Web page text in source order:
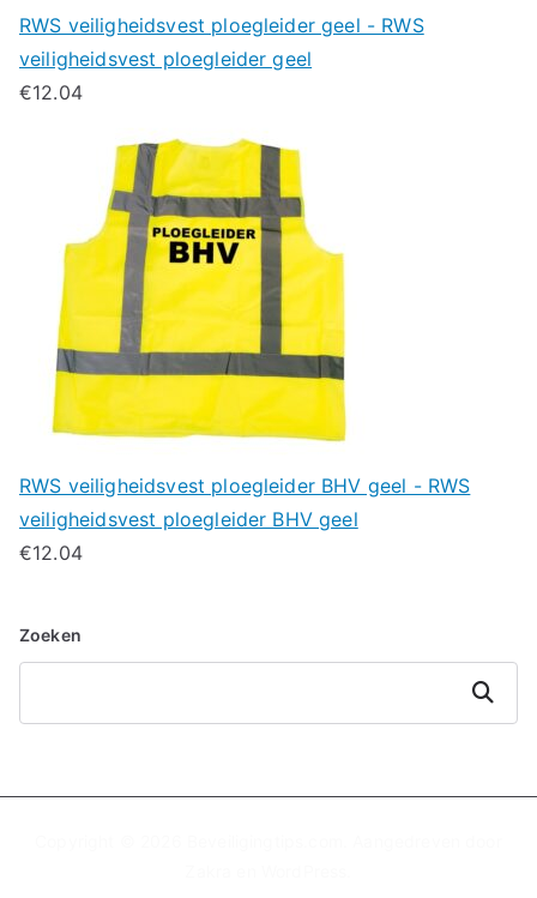
RWS veiligheidsvest ploegleider geel - RWS
veiligheidsvest ploegleider geel
€12.04
RWS veiligheidsvest ploegleider BHV geel - RWS
veiligheidsvest ploegleider BHV geel
€12.04
Zoeken
Zoeken